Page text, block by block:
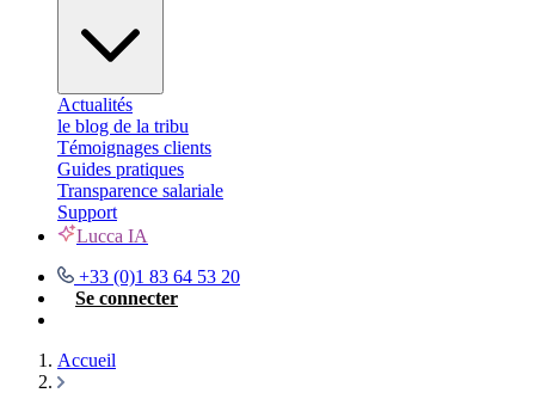
Actualités
le blog de la tribu
Témoignages clients
Guides pratiques
Transparence salariale
Support
Lucca IA
+33 (0)1 83 64 53 20
Se connecter
Accueil